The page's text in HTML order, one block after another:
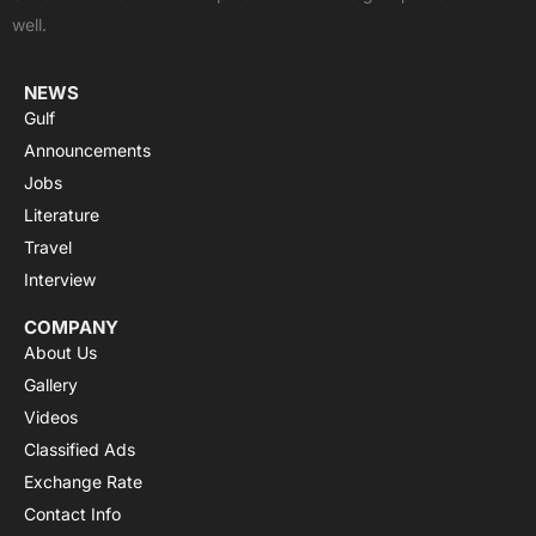
well.
NEWS
Gulf
Announcements
Jobs
Literature
Travel
Interview
COMPANY
About Us
Gallery
Videos
Classified Ads
Exchange Rate
Contact Info